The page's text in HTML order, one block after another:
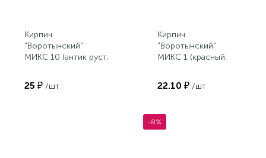
Кирпич
"Воротынский"
МИКС 10 (антик руст,
красный неро) 1НФ
250х120х65
25 ₽ /шт
Кирпич
"Воротынский"
МИКС 1 (красный,
красный неро) 1НФ
250х120х65
22.10 ₽ /шт
-8%